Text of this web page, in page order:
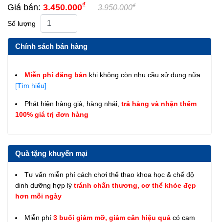
Giá bán: 3.450.000₫ 3.950.000₫
Số lượng
Chính sách bán hàng
Miễn phí đăng bán khi không còn nhu cầu sử dụng nữa
[Tìm hiểu]
Phát hiện hàng giả, hàng nhái, trả hàng và nhận thêm
100% giá trị đơn hàng
Quà tặng khuyến mại
Tư vấn miễn phí cách chơi thể thao khoa học & chế độ
dinh dưỡng hợp lý tránh chấn thương, cơ thể khỏe đẹp
hơn mỗi ngày
Miễn phí 3 buổi giảm mỡ, giảm cân hiệu quả có cam